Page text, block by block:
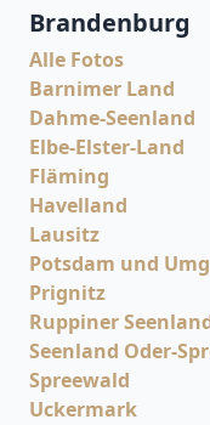
Brandenburg
Alle Fotos
Barnimer Land
Dahme-Seenland
Elbe-Elster-Land
Fläming
Havelland
Lausitz
Potsdam und
Prignitz
Ruppiner
Seenland Oder-
Spreewald
Uckermark